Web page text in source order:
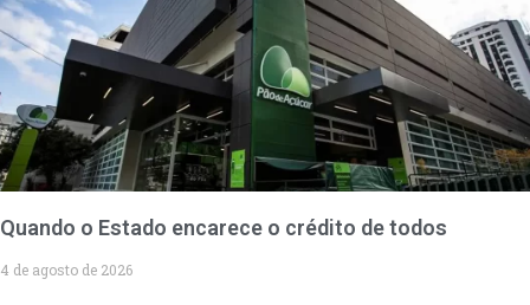
Quando o Estado encarece o crédito de todos
4 de agosto de 2026